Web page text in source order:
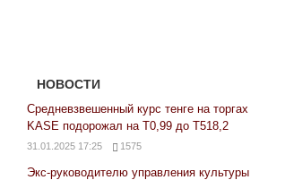
НОВОСТИ
Средневзвешенный курс тенге на торгах
KASE подорожал на Т0,99 до Т518,2
31.01.2025 17:25 1575
Экс-руководителю управления культуры